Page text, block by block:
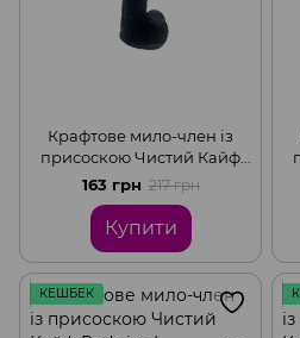
Крафтове мило-член із
присоскою Чистий Кайф
Black size S натуральне
163 грн 217 грн
Купити
КЕШБЕК